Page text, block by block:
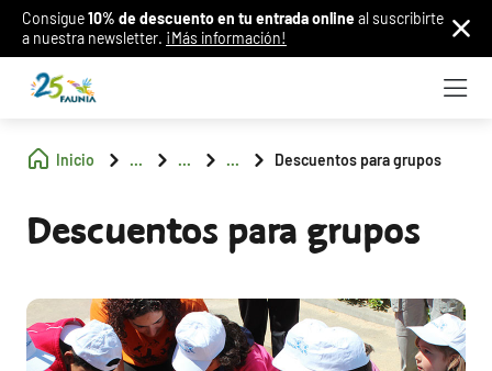
Consigue10% de descuento en tu entrada onlineal suscribirte
a nuestra newsletter. ¡Más información!
Inicio ... ... ... Descuentos para grupos
Descuentos para grupos